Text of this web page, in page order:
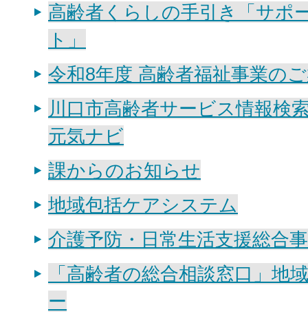
高齢者くらしの手引き「サポ
ト」
令和8年度 高齢者福祉事業の
川口市高齢者サービス情報検
元気ナビ
課からのお知らせ
地域包括ケアシステム
介護予防・日常生活支援総合
「高齢者の総合相談窓口」地
ー